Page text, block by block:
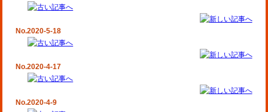
No.2020-5-18
No.2020-4-17
No.2020-4-9